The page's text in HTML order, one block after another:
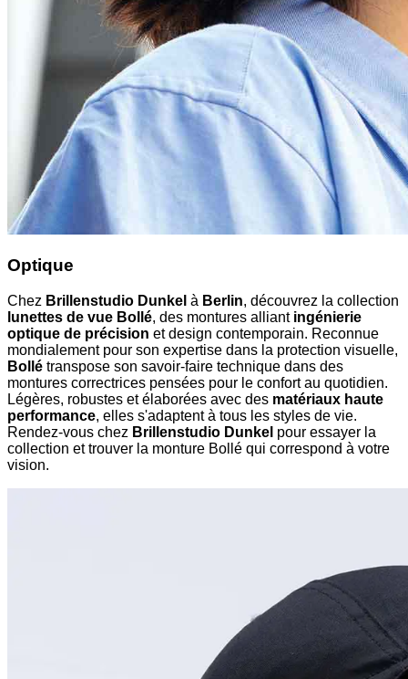
Optique
Chez Brillenstudio Dunkel à Berlin, découvrez la collection
lunettes de vue Bollé, des montures alliant ingénierie
optique de précision et design contemporain. Reconnue
mondialement pour son expertise dans la protection visuelle,
Bollé transpose son savoir-faire technique dans des
montures correctrices pensées pour le confort au quotidien.
Légères, robustes et élaborées avec des matériaux haute
performance, elles s'adaptent à tous les styles de vie.
Rendez-vous chez Brillenstudio Dunkel pour essayer la
collection et trouver la monture Bollé qui correspond à votre
vision.